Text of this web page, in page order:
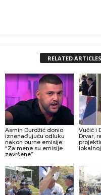
RELATED ARTICLES
Asmin Durdžić donio
iznenađujuću odluku
nakon burne emisije:
“Za mene su emisije
završene”
Vučić i
Drvar,